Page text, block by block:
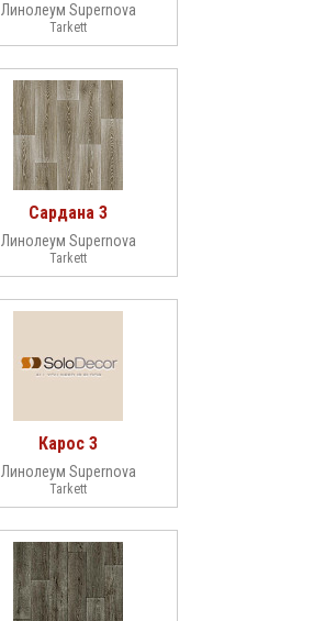
Линолеум Supernova
Tarkett
Сардана 3
Линолеум Supernova
Tarkett
Карос 3
Линолеум Supernova
Tarkett